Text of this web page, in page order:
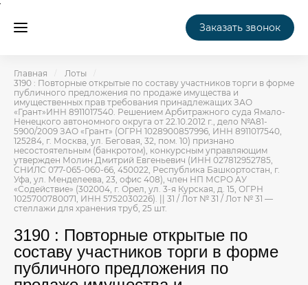
Заказать звонок
Главная
Лоты
3190 : Повторные открытые по составу участников торги в форме
публичного предложения по продаже имущества и
имущественных прав требования принадлежащих ЗАО
«Грант»ИНН 8911017540. Решением Арбитражного суда Ямало-
Ненецкого автономного округа от 22.10.2012 г., дело №А81-
5900/2009 ЗАО «Грант» (ОГРН 1028900857996, ИНН 8911017540,
125284, г. Москва, ул. Беговая, 32, пом. 10) признано
несостоятельным (банкротом), конкурсным управляющим
утвержден Молин Дмитрий Евгеньевич (ИНН 027812952785,
СНИЛС 077-065-060-66, 450022, Республика Башкортостан, г.
Уфа, ул. Менделеева, 23, офис 408), член НП МСРО АУ
«Содействие» (302004, г. Орел, ул. 3-я Курская, д. 15, ОГРН
1025700780071, ИНН 5752030226). || 31 / Лот № 31 / Лот № 31 —
стеллажи для хранения труб, 25 шт.
3190 : Повторные открытые по
составу участников торги в форме
публичного предложения по